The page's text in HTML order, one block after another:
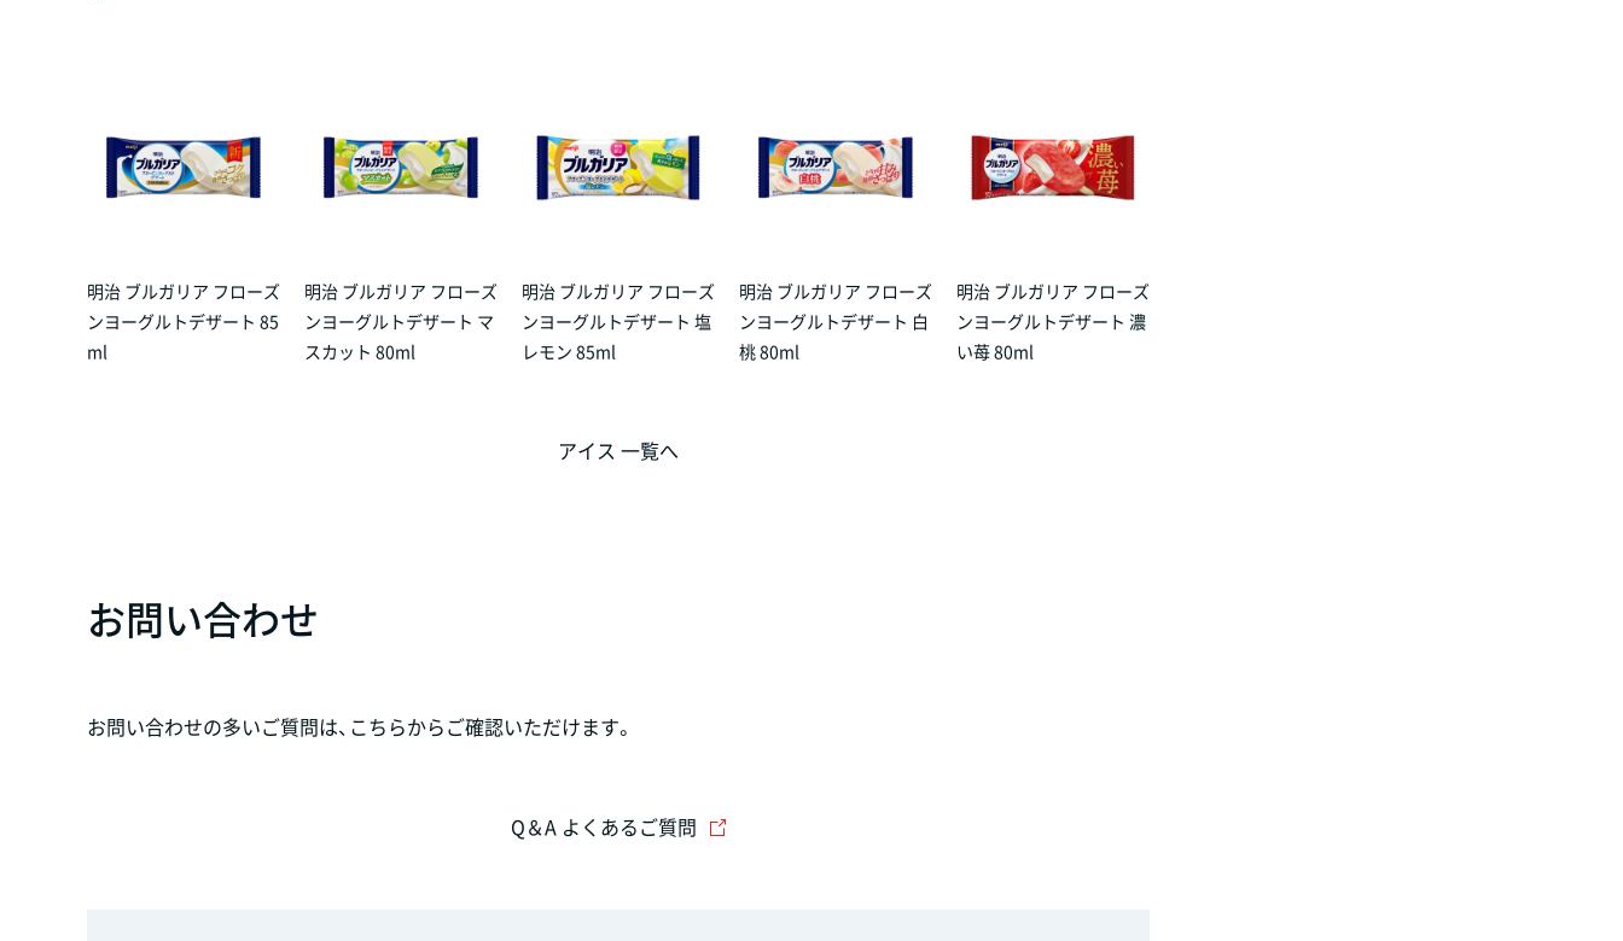
明治 ブルガリア フローズ
ンヨーグルトデザート 85
ml
明治 ブルガリア フローズ
ンヨーグルトデザート マ
スカット 80ml
明治 ブルガリア フローズ
ンヨーグルトデザート 塩
レモン 85ml
明治 ブルガリア フローズ
ンヨーグルトデザート 白
桃 80ml
明治 ブルガリア フローズ
ンヨーグルトデザート 濃
い苺 80ml
アイス 一覧へ
お問い合わせ
お問い合わせの多いご質問は、こちらからご確認いただけます。
Q＆A よくあるご質問